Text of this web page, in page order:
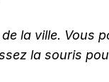
la ville. Vous
la souris